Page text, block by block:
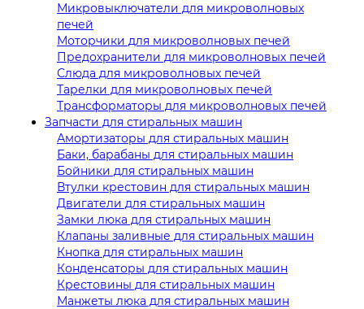
Микровыключатели для микроволновых
печей
Моторчики для микроволновых печей
Предохранители для микроволновых печей
Слюда для микроволновых печей
Тарелки для микроволновых печей
Трансформаторы для микроволновых печей
Запчасти для стиральных машин
Амортизаторы для стиральных машин
Баки, барабаны для стиральных машин
Бойники для стиральных машин
Втулки крестовин для стиральных машин
Двигатели для стиральных машин
Замки люка для стиральных машин
Клапаны заливные для стиральных машин
Кнопка для стиральных машин
Конденсаторы для стиральных машин
Крестовины для стиральных машин
Манжеты люка для стиральных машин